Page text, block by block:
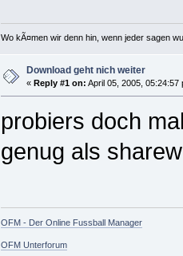
Wo kÃ¤men wir denn hin, wenn jeder sagen
Download geht nich weiter
« Reply #1 on: April 05, 2005, 05:24:57
probiers doch
genug als
OFM - Der Online Fussball Manager
OFM Unterforum